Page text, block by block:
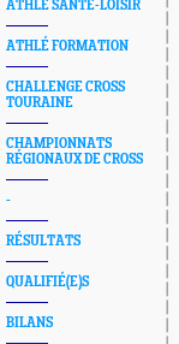
ATHLÉ SANTÉ-LOISIR
ATHLÉ FORMATION
CHALLENGE CROSS
TOURAINE
CHAMPIONNATS
RÉGIONAUX DE CROSS
-
RÉSULTATS
QUALIFIÉ(E)S
BILANS